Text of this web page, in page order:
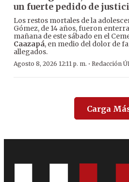
un fuerte pedido de
Los restos mortales de la
Gómez, de 14 años, fueron
mañana de este sábado en el
Caazapá, en medio del dolor de
allegados.
Agosto 8, 2026 12:11 p. m. · Redacción
Carga